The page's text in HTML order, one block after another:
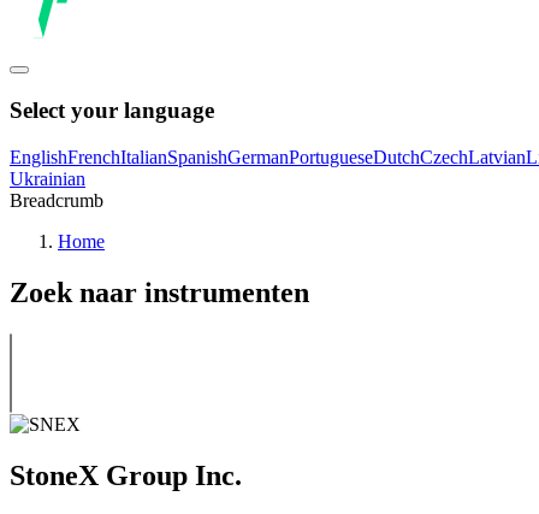
Select your language
EnglishFrenchItalianSpanishGermanPortugueseDutchCzechLatvian
Ukrainian
Breadcrumb
Home
Zoek naar instrumenten
StoneX Group Inc.